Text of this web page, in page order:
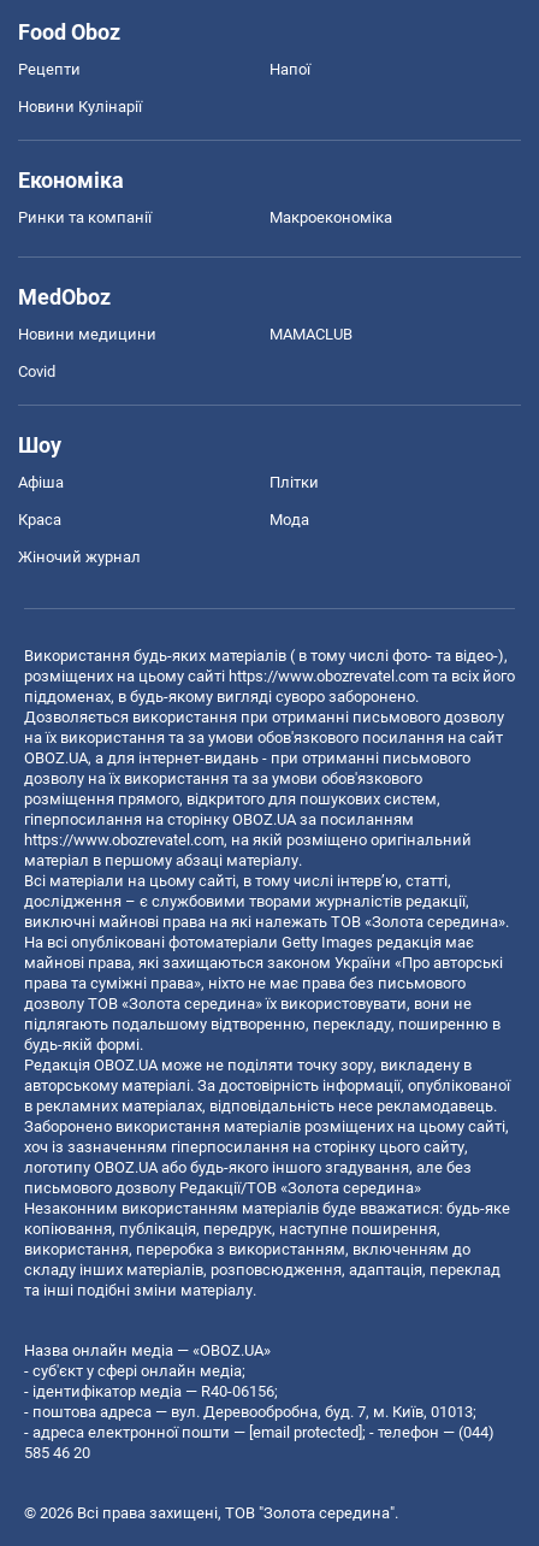
Food Oboz
Рецепти Напої
Новини Кулінарії
Економіка
Ринки та компанії Макроекономіка
MedOboz
Новини медицини MAMACLUB
Covid
Шоу
Афіша Плітки
Краса Мода
Жіночий журнал
Використання будь-яких матеріалів ( в тому числі фото- та відео-),
розміщених на цьому сайті https://www.obozrevatel.com та всіх його
піддоменах, в будь-якому вигляді суворо заборонено.
Дозволяється використання при отриманні письмового дозволу
на їх використання та за умови обов'язкового посилання на сайт
OBOZ.UA, а для інтернет-видань - при отриманні письмового
дозволу на їх використання та за умови обов'язкового
розміщення прямого, відкритого для пошукових систем,
гіперпосилання на сторінку OBOZ.UA за посиланням
https://www.obozrevatel.com, на якій розміщено оригінальний
матеріал в першому абзаці матеріалу.
Всі матеріали на цьому сайті, в тому числі інтерв’ю, статті,
дослідження – є службовими творами журналістів редакції,
виключні майнові права на які належать ТОВ «Золота середина».
На всі опубліковані фотоматеріали Getty Images редакція має
майнові права, які захищаються законом України «Про авторські
права та суміжні права», ніхто не має права без письмового
дозволу ТОВ «Золота середина» їх використовувати, вони не
підлягають подальшому відтворенню, перекладу, поширенню в
будь-якій формі.
Редакція OBOZ.UA може не поділяти точку зору, викладену в
авторському матеріалі. За достовірність інформації, опублікованої
в рекламних матеріалах, відповідальність несе рекламодавець.
Заборонено використання матеріалів розміщених на цьому сайті,
хоч із зазначенням гіперпосилання на сторінку цього сайту,
логотипу OBOZ.UA або будь-якого іншого згадування, але без
письмового дозволу Редакції/ТОВ «Золота середина»
Незаконним використанням матеріалів буде вважатися: будь-яке
копiювання, публiкацiя, передрук, наступне поширення,
використання, переробка з використанням, включенням до
складу інших матеріалів, розповсюдження, адаптація, переклад
та інші подібні зміни матеріалу.
Назва онлайн медіа — «OBOZ.UA»
- суб'єкт у сфері онлайн медіа;
- ідентифікатор медіа — R40-06156;
- поштова адреса — вул. Деревообробна, буд. 7, м. Київ, 01013;
- адреса електронної пошти — [email protected]; - телефон — (044)
585 46 20
© 2026 Всі права захищені, ТОВ "Золота середина".